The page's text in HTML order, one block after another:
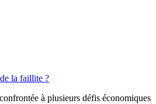
la faillite ?
à plusieurs défis économiques